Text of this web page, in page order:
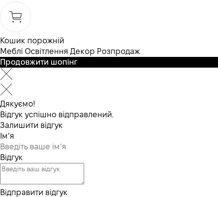
Кошик порожній
Меблі Освітлення Декор Розпродаж
Продовжити шопінг
Дякуємо!
Відгук успішно відправлений.
Залишити відгук
Ім’я
Відгук
Відправити відгук